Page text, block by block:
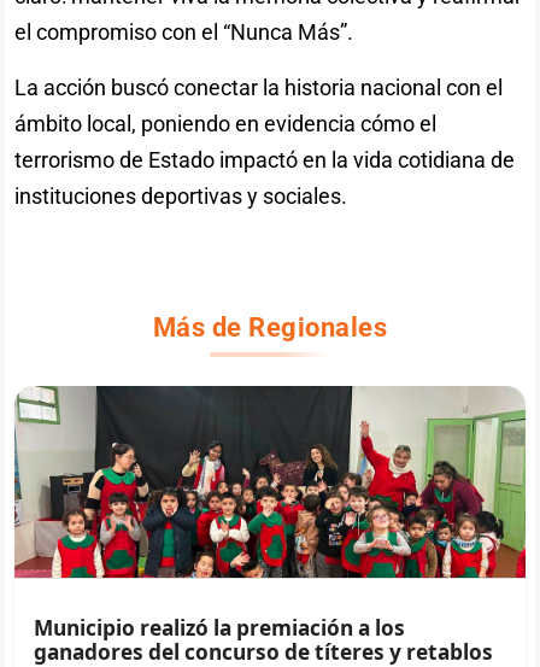
el compromiso con el “Nunca Más”.
La acción buscó conectar la historia nacional con el
ámbito local, poniendo en evidencia cómo el
terrorismo de Estado impactó en la vida cotidiana de
instituciones deportivas y sociales.
Más de Regionales
Municipio realizó la premiación a los
ganadores del concurso de títeres y retablos